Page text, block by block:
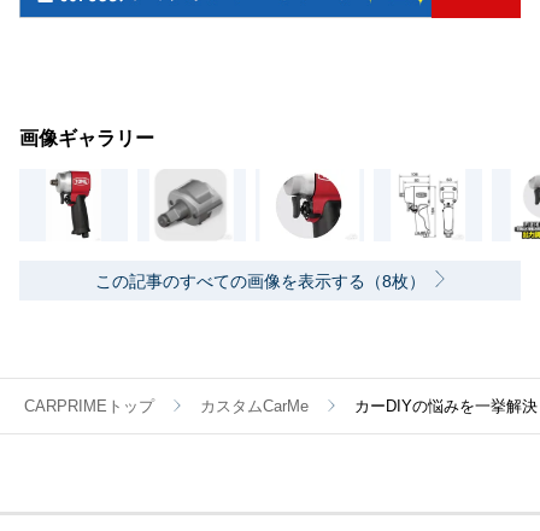
画像ギャラリー
この記事のすべての画像を表示する（8枚）
CARPRIMEトップ カスタムCarMe カーDIYの悩みを一挙解